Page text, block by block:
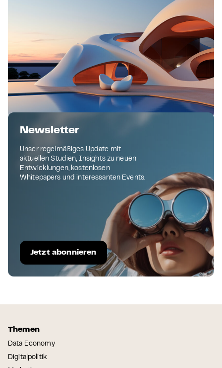
14.07.2023 – News
Strategie
Newsletter
Unser regelmäßiges Update mit
aktuellen Studien, Insights zu neuen
Entwicklungen, kostenlosen
Whitepapers und interessanten Events.
Jetzt abonnieren
Themen
Data Economy
Digitalpolitik